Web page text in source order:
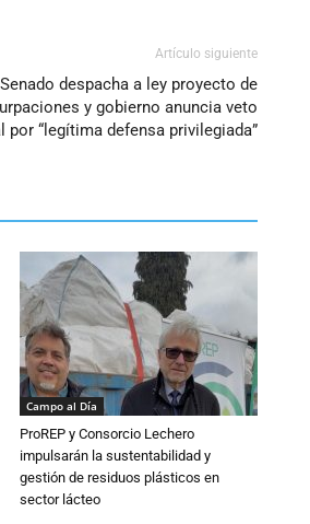
Artículo siguiente
Senado despacha a ley proyecto de
y gobierno anuncia veto
por “legítima defensa privilegiada”
Campo al Día
ProREP y Consorcio Lechero
impulsarán la sustentabilidad y
gestión de residuos plásticos en
sector lácteo